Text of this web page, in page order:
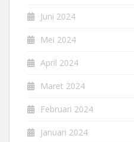
Juni 2024
Mei 2024
April 2024
Maret 2024
Februari 2024
Januari 2024